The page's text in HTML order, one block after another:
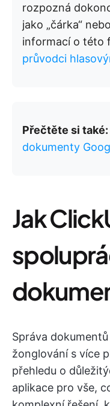
rozpozná
jako „čárka“
informací o této
průvodci
Přečtěte si také:
dokumenty
Jak
Správa
žonglování s více
přehledu o
aplikace pro vše,